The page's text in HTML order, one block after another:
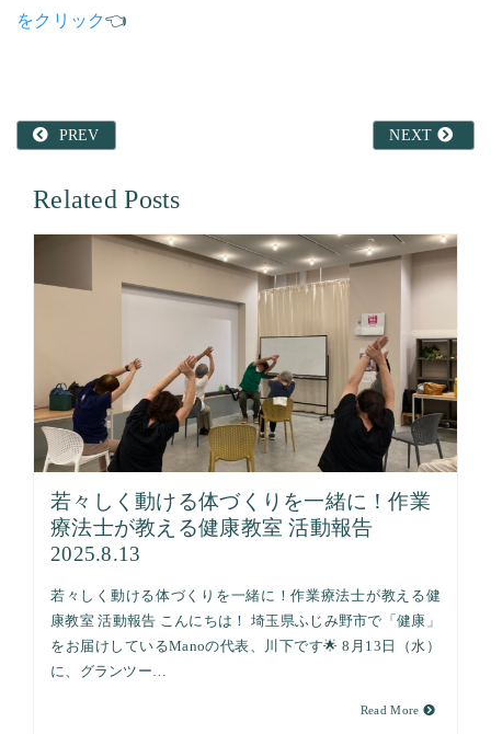
をクリック👈
PREV NEXT
Related Posts
若々しく動ける体づくりを一緒に！作業
療法士が教える健康教室 活動報告
2025.8.13
若々しく動ける体づくりを一緒に！作業療法士が教える健
康教室 活動報告 こんにちは！ 埼玉県ふじみ野市で「健康」
をお届けしているManoの代表、川下です🌟 8月13日（水）
に、グランツー…
Read More